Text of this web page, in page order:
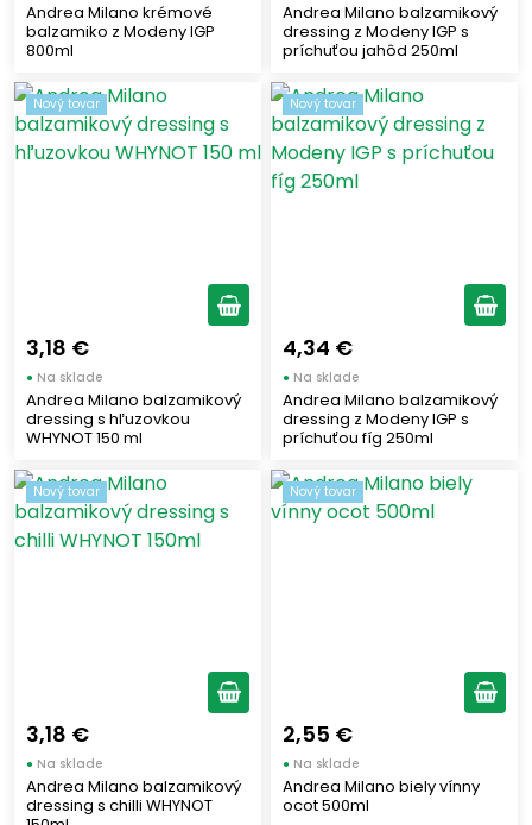
Olivový olej
Extra panenský olej
Ochutený olej(23)
Na teplú kuchyňu (4)
Ocot
Krémový(9)
Zobraziť všetko (30)
Andrea Milano krémové
balzamiko z Modeny IGP
800ml
Andrea Milano balzamikový
dressing z Modeny IGP s
príchuťou jahôd 250ml
Nový tovar
3,18 €
● Na sklade
Andrea Milano balzamikový
dressing s hľuzovkou
WHYNOT 150 ml
Nový tovar
4,34 €
● Na sklade
Andrea Milano balzamikový
dressing z Modeny IGP s
príchuťou fíg 250ml
Nový tovar
3,18 €
● Na sklade
Andrea Milano balzamikový
dressing s chilli WHYNOT
Nový tovar
2,55 €
● Na sklade
Andrea Milano biely vínny
ocot 500ml